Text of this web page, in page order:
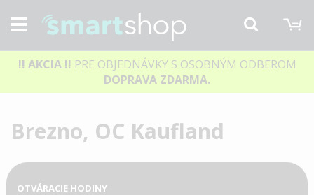
Hľadať
!! AKCIA !! PRE OBJEDNÁVKY S OSOBNÝM ODBEROM
DOPRAVA ZDARMA.
Brezno, OC Kaufland
OTVÁRACIE HODINY